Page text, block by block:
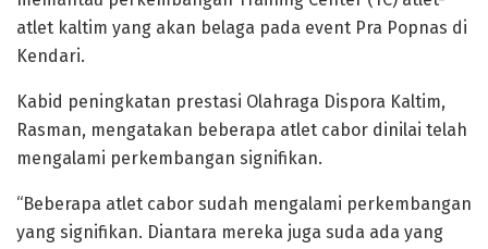
atlet kaltim yang akan belaga pada event Pra Popnas di
Kendari.
Kabid peningkatan prestasi Olahraga Dispora Kaltim,
Rasman, mengatakan beberapa atlet cabor dinilai telah
mengalami perkembangan signifikan.
“Beberapa atlet cabor sudah mengalami perkembangan
yang signifikan. Diantara mereka juga suda ada yang